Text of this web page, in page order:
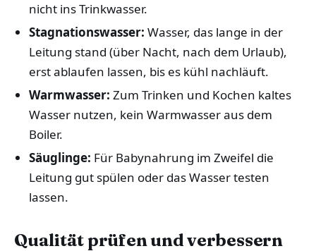
nicht ins Trinkwasser.
Stagnationswasser: Wasser, das lange in der
Leitung stand (über Nacht, nach dem Urlaub),
erst ablaufen lassen, bis es kühl nachläuft.
Warmwasser: Zum Trinken und Kochen kaltes
Wasser nutzen, kein Warmwasser aus dem
Boiler.
Säuglinge: Für Babynahrung im Zweifel die
Leitung gut spülen oder das Wasser testen
lassen.
Qualität prüfen und verbessern